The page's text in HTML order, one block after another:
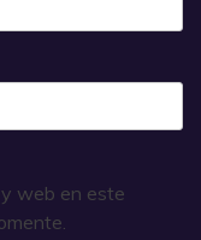
y web en este